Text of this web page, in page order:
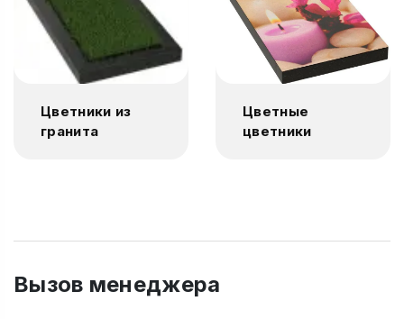
Цветники из
гранита
Цветные
цветники
Вызов менеджера